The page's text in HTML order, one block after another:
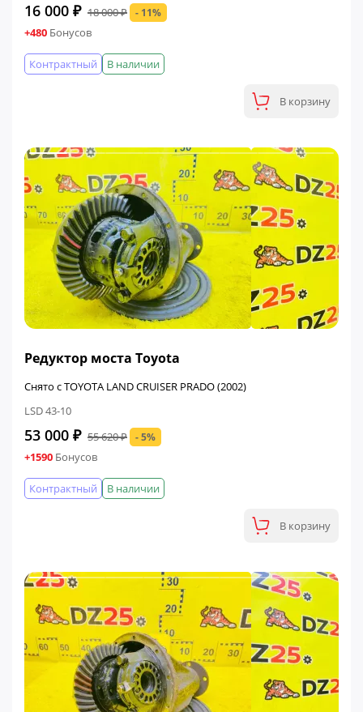
16 000 ₽ 18 000 ₽ - 11%
+480 Бонусов
В наличии
Контрактный
В корзину
Редуктор моста Toyota
Снято с TOYOTA LAND CRUISER PRADO (2002)
LSD 43-10
53 000 ₽ 55 620 ₽ - 5%
+1590 Бонусов
В наличии
Контрактный
В корзину